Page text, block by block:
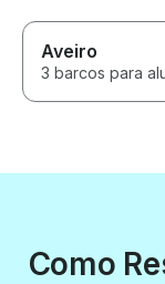
Aveiro
3 barcos para
Como